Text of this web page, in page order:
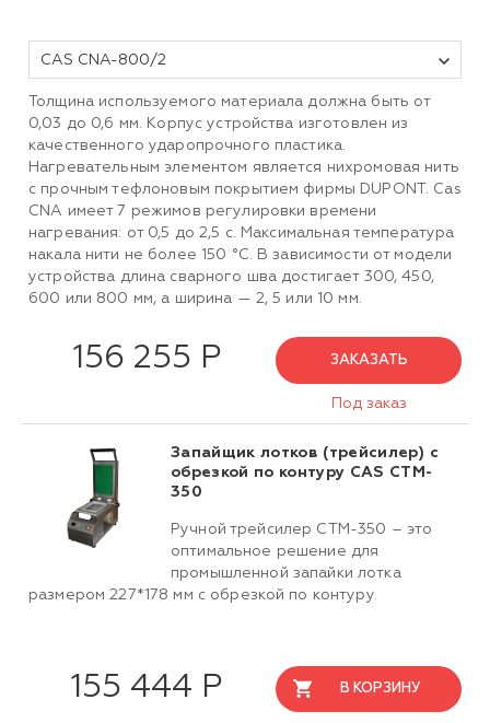
CAS CNA-800/2
Толщина используемого материала должна быть от
0,03 до 0,6 мм. Корпус устройства изготовлен из
качественного ударопрочного пластика.
Нагревательным элементом является нихромовая нить
с прочным тефлоновым покрытием фирмы DUPONT. Cas
CNA имеет 7 режимов регулировки времени
нагревания: от 0,5 до 2,5 с. Максимальная температура
накала нити не более 150 °C. В зависимости от модели
устройства длина сварного шва достигает 300, 450,
600 или 800 мм, а ширина — 2, 5 или 10 мм.
156 255 Р ЗАКАЗАТЬ
Под заказ
Запайщик лотков (трейсилер) c
обрезкой по контуру CAS CTM-
350
Ручной трейсилер CTM-350 – это
оптимальное решение для
промышленной запайки лотка
размером 227*178 мм с обрезкой по контуру.
155 444 Р В КОРЗИНУ